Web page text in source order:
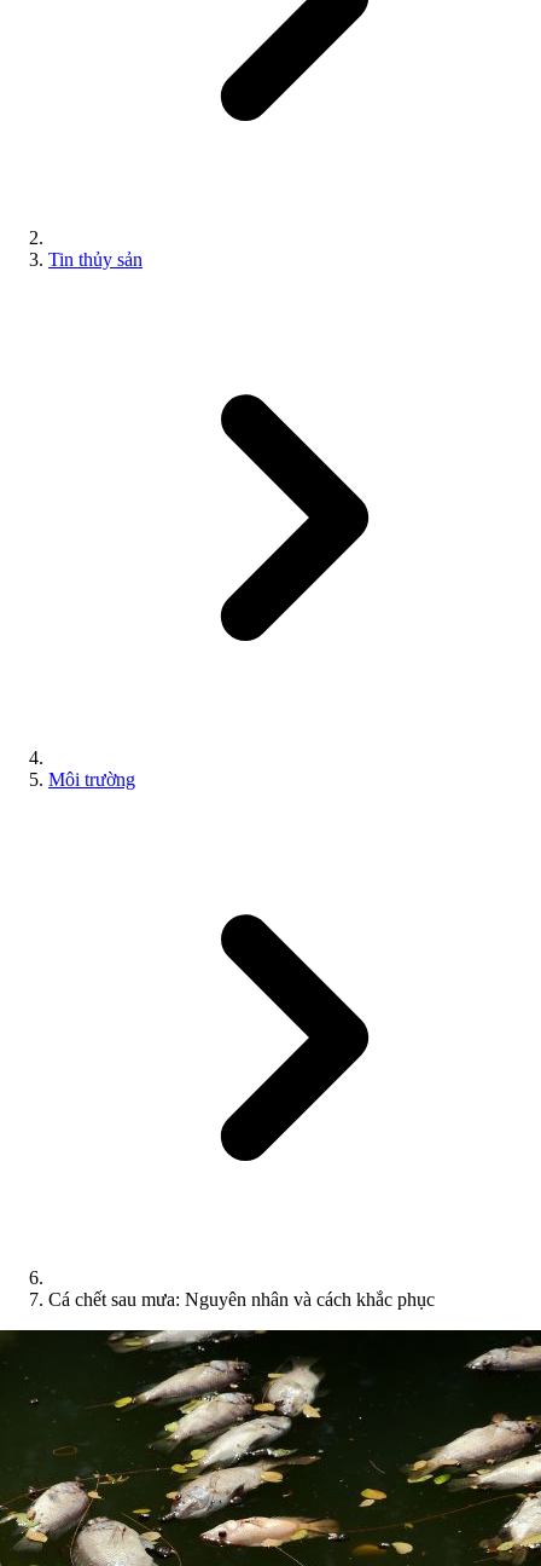
Tin thủy sản
Môi trường
Cá chết sau mưa: Nguyên nhân và cách khắc phục